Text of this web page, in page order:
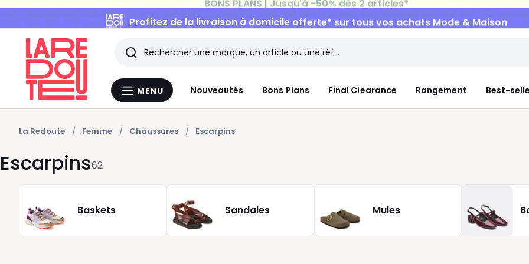
Menu
MENU Nouveautés Bons Plans Final Clearance Rangement Best-
Rechercher
Les
derniers
articles
La Redoute Femme Chaussures Escarpins
Escarpins62
Baskets Sandales Mules